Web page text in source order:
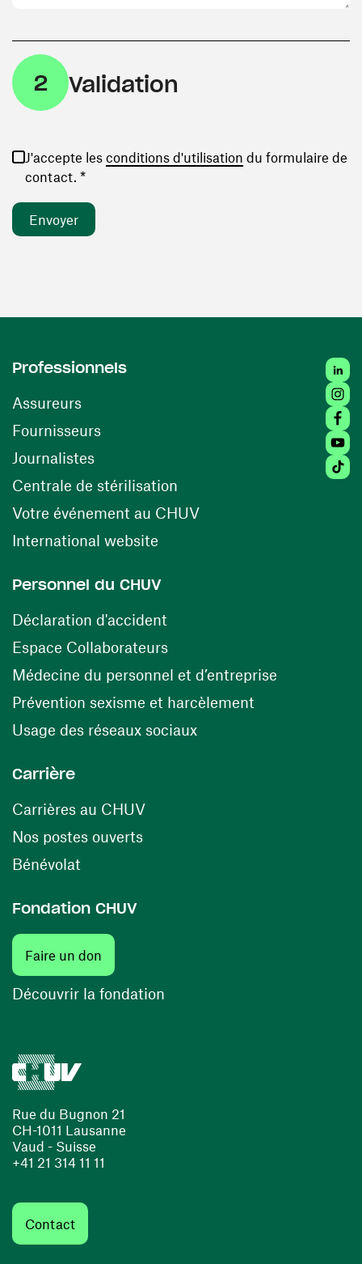
2 Validation
J'accepte les conditions d'utilisation (ouvre une
du formulaire de
contact. *
Rue du Bugnon 21
CH-1011 Lausanne
Vaud - Suisse
+41 21 314 11 11
Contact
Professionnels
Assureurs
Fournisseurs(ouvre une nouvelle fenêtre)
Journalistes
Centrale de stérilisation (ouvre une nouvelle
Votre événement au CHUV(ouvre une nouvelle
International website
Personnel du CHUV
Déclaration d'accident
Espace Collaborateurs(ouvre une nouvelle fenêtre)
Médecine du personnel et d’entreprise
Prévention sexisme et harcèlement
Usage des réseaux sociaux(ouvre une nouvelle
Carrière
Carrières au CHUV(ouvre une nouvelle fenêtre)
Nos postes ouverts(ouvre une nouvelle fenêtre)
Bénévolat
Fondation CHUV
Faire un don
Découvrir la fondation